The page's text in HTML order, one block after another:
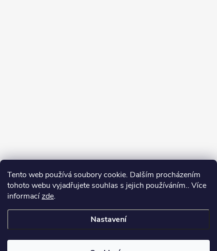
Tento web používá soubory cookie. Dalším procházením
tohoto webu vyjadřujete souhlas s jejich používáním.. Více
informacízde.
Nastavení
Copyright 2026Můj e-shop. Všechna práva vyhrazena.